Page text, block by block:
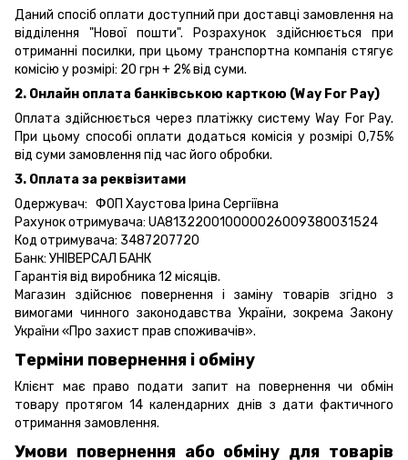
Даний спосіб оплати доступний при доставці замовлення на
відділення "Нової пошти". Розрахунок здійснюється при
отриманні посилки, при цьому транспортна компанія стягує
комісію у розмірі: 20 грн + 2% від суми.
2. Онлайн оплата банківською карткою (Way For Pay)
Оплата здійснюється через платіжку систему Way For Pay.
При цьому способі оплати додаться комісія у розмірі 0,75%
від суми замовлення під час його обробки.
3. Оплата за реквізитами
Одержувач: ФОП Хаустова Ірина Сергіївна
Рахунок отримувача: UA813220010000026009380031524
Код отримувача: 3487207720
Банк: УНІВЕРСАЛ БАНК
Гарантія від виробника 12 місяців.
Магазин здійснює повернення і заміну товарів згідно з
вимогами чинного законодавства України, зокремаЗакону
України «Про захист прав споживачів».
Терміни повернення і обміну
Клієнт має право подати запит на повернення чи обмін
товару протягом 14 календарних днів з дати фактичного
отримання замовлення.
Умови повернення або обміну для товарів